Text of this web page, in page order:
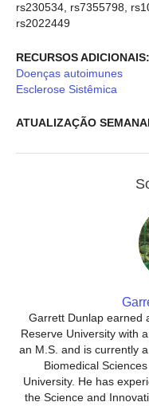
rs230534, rs7355798,
rs2022449
RECURSOS ADICIONAIS:
Doenças autoimunes
Esclerose Sistêmica
ATUALIZAÇÃO
Garrett Dunlap earned
Reserve University with
an M.S. and is currently
Biomedical
University. He has
the Science and